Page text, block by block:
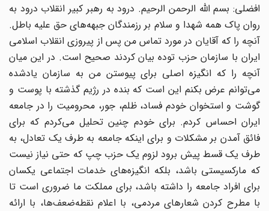
افضلی: بسم الله الرحمن الرحیم. درود به رهبر کبیر انقلاب درود به
روان پاک همه شهدا و سلام بر رزمندگان جبهه‌های حق علیه باطل.
آنچه را که آقایان در مورد تماس من پس از پیروزی انقلاب اسلامی
ایران با سازمان حزب توده بیان کردند صحیح است. در این میان
آنچه را که انگیزه اصلی برای پیوستن من به سازمان یادشده
می‌توانم عرض بکنم این است که بنده در رژیم گذشته با پوست و
گوشت و استخوان خودم فساد، ظلم، جور، محرومیت را در جامعه
ایران احساس کردم. برای خودم چنین تحلیل می‌کردم که برای
فائق آمدن بر مشکلات و برای اینکه جامعه به طرف یک تعادل، به
طرف یک قسط پیش برود لزوم یک حزب چپ که حتی نیاز نیست
که مارکسیستی باشد، بلکه انگیزه‌های خدمات اجتماعی یکسان
برای افراد جامعه را داشته باشد، برای مملکت ما ضروری است تا
با مطرح کردن شعارهای مردمی، با اعلام نقطه‌ضعف‌ها، با ارائه